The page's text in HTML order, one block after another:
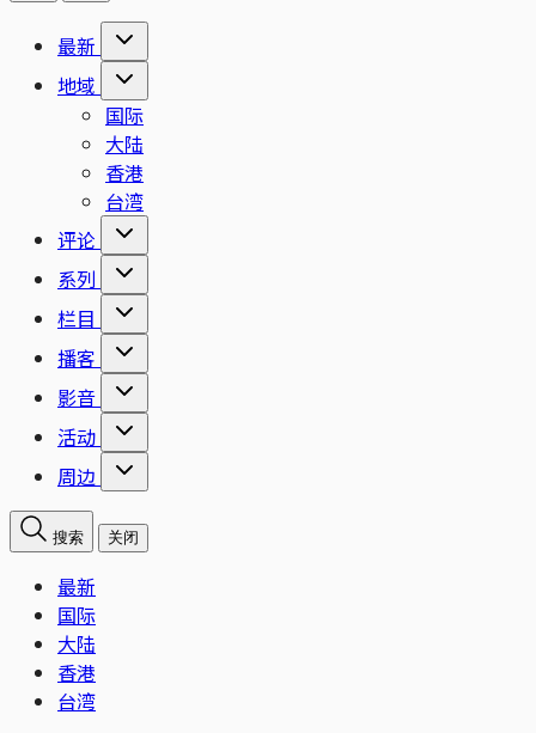
最新
地域
国际
大陆
香港
台湾
评论
系列
栏目
播客
影音
活动
周边
搜索 关闭
最新
国际
大陆
香港
台湾